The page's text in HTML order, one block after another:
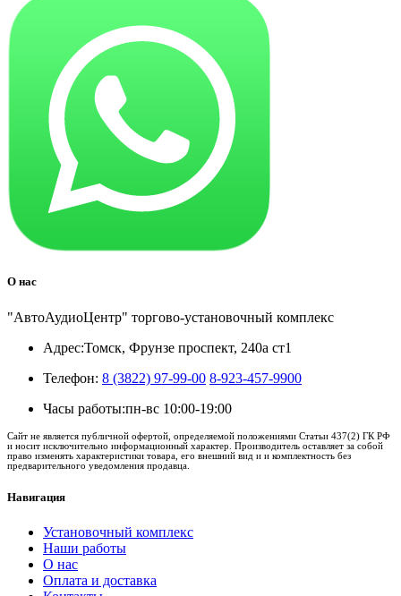
О нас
"АвтоАудиоЦентр" торгово-установочный комплекс
Адрес:Томск, Фрунзе проспект, 240а ст1
Телефон: 8 (3822) 97-99-00 8-923-457-9900
Часы работы:пн-вс 10:00-19:00
Сайт не является публичной офертой, определяемой положениями Статьи 437(2) ГК РФ
и носит исключительно информационный характер. Производитель оставляет за собой
право изменять характеристики товара, его внешний вид и и комплектность без
предварительного уведомления продавца.
Навигация
Установочный комплекс
Наши работы
О нас
Оплата и доставка